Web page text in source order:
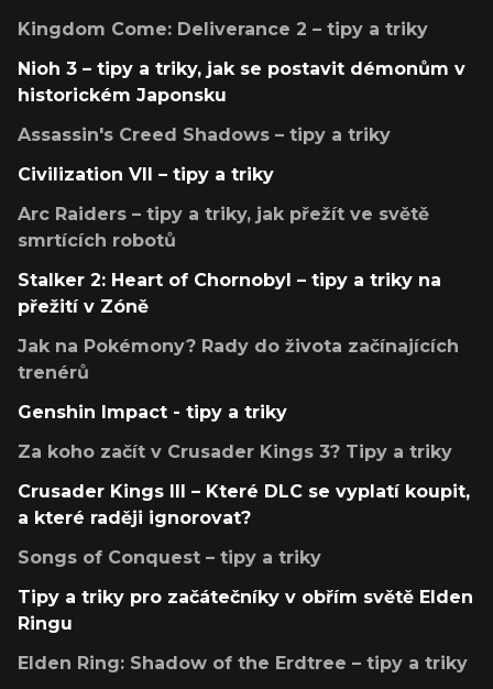
Kingdom Come: Deliverance 2 – tipy a triky
Nioh 3 – tipy a triky, jak se postavit démonům v
historickém Japonsku
Assassin's Creed Shadows – tipy a triky
Civilization VII – tipy a triky
Arc Raiders – tipy a triky, jak přežít ve světě
smrtících robotů
Stalker 2: Heart of Chornobyl – tipy a triky na
přežití v Zóně
Jak na Pokémony? Rady do života začínajících
trenérů
Genshin Impact - tipy a triky
Za koho začít v Crusader Kings 3? Tipy a triky
Crusader Kings III – Které DLC se vyplatí koupit,
a které raději ignorovat?
Songs of Conquest – tipy a triky
Tipy a triky pro začátečníky v obřím světě Elden
Ringu
Elden Ring: Shadow of the Erdtree – tipy a triky